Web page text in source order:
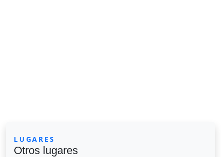
LUGARES
Otros lugares